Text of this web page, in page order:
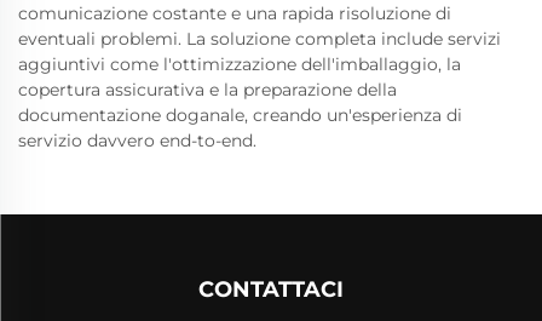
comunicazione costante e una rapida risoluzione di
eventuali problemi. La soluzione completa include servizi
aggiuntivi come l'ottimizzazione dell'imballaggio, la
copertura assicurativa e la preparazione della
documentazione doganale, creando un'esperienza di
servizio davvero end-to-end.
CONTATTACI